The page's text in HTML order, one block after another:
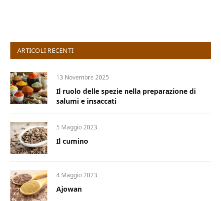
ARTICOLI RECENTI
13 Novembre 2025
Il ruolo delle spezie nella preparazione di
salumi e insaccati
5 Maggio 2023
Il cumino
4 Maggio 2023
Ajowan